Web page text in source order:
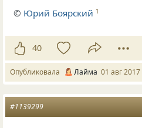
© Юрий Боярский 1
40
Опубликовала Лайма 01 авг 2017
#1139299